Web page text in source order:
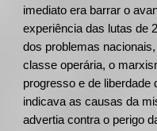
imediato era barrar o
experiência das lutas de
dos problemas
classe operária, o
progresso e de liberdade
indicava as causas da
advertia contra o perigo